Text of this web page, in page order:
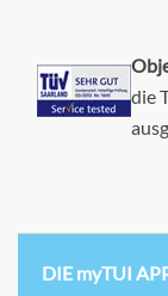
die
DIE myTUI